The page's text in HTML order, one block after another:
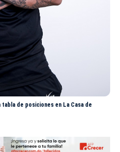
de posiciones en La Casa de